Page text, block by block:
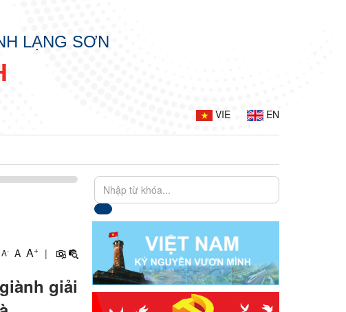
LẠNG SƠN
VIE EN
A- A A+ |
giải